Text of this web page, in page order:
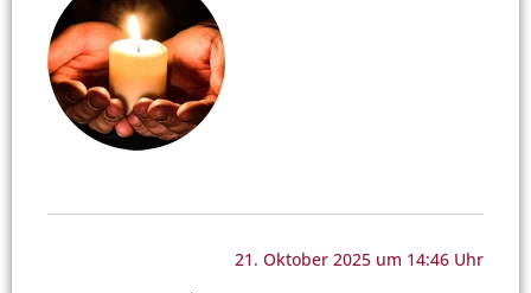
21. Oktober 2025 um 14:46 Uhr